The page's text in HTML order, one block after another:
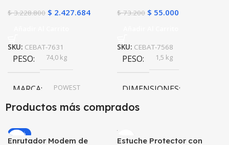
$3.228.800 $ 2.427.684
SKU: CEBAT-7631
PESO 74,0 kg
MARCA POWEST
$73.200 $ 55.000
SKU: CEBAT-7568
PESO 1,5 kg
DIMENSIONES
POWEST
Productos más comprados
-20%
Enrutador Modem de
Estuche Protector con